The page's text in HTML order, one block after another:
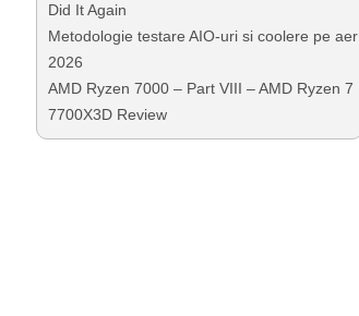
Did It Again
Metodologie testare AIO-uri si coolere pe aer
2026
AMD Ryzen 7000 – Part VIII – AMD Ryzen 7
7700X3D Review